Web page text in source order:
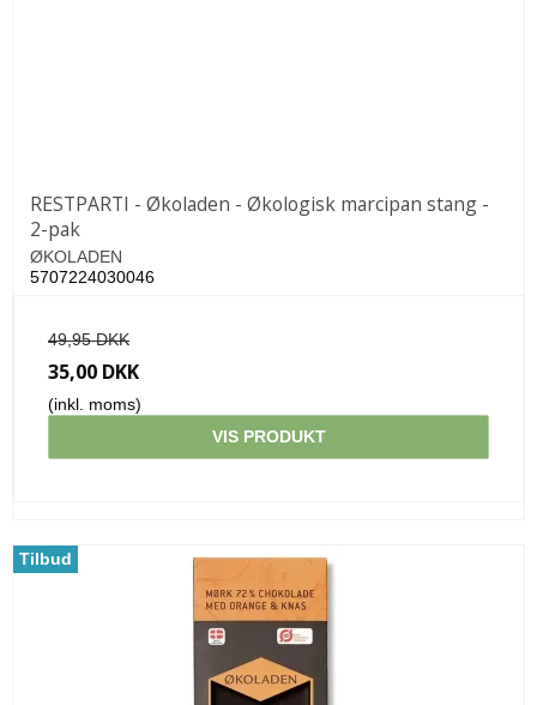
RESTPARTI - Økoladen - Økologisk marcipan stang -
2-pak
ØKOLADEN
5707224030046
49,95 DKK
35,00 DKK
(inkl. moms)
VIS PRODUKT
Tilbud